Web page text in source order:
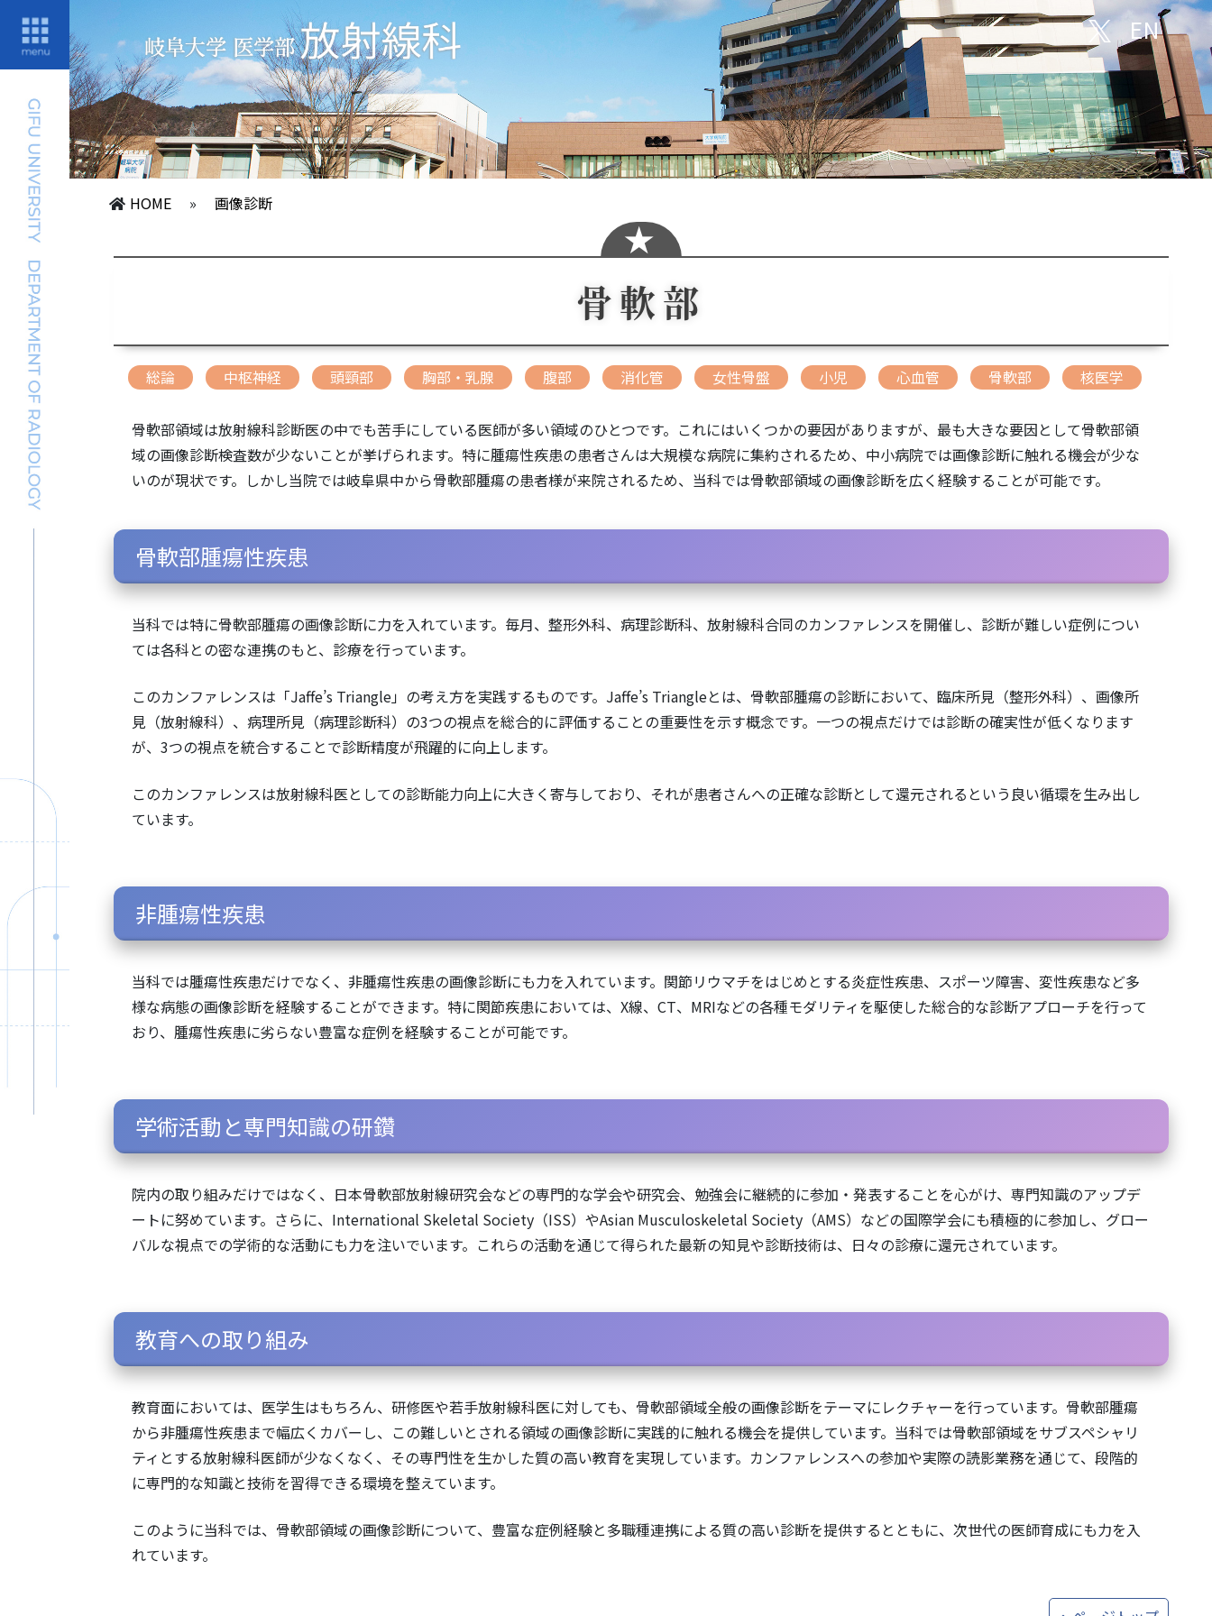
EN
HOME » 画像診断
骨軟部
総論 中枢神経 頭頸部 胸部・乳腺 腹部 消化管 女性骨盤 小児 心血管 骨軟部 核医学
骨軟部領域は放射線科診断医の中でも苦手にしている医師が多い領域のひとつです。これにはいくつかの要因がありますが、最も大きな要因として骨軟部領
域の画像診断検査数が少ないことが挙げられます。特に腫瘍性疾患の患者さんは大規模な病院に集約されるため、中小病院では画像診断に触れる機会が少な
いのが現状です。しかし当院では岐阜県中から骨軟部腫瘍の患者様が来院されるため、当科では骨軟部領域の画像診断を広く経験することが可能です。
骨軟部腫瘍性疾患
当科では特に骨軟部腫瘍の画像診断に力を入れています。毎月、整形外科、病理診断科、放射線科合同のカンファレンスを開催し、診断が難しい症例につい
ては各科との密な連携のもと、診療を行っています。
このカンファレンスは「Jaffe’s Triangle」の考え方を実践するものです。Jaffe’s Triangleとは、骨軟部腫瘍の診断において、臨床所見（整形外科）、画像所
見（放射線科）、病理所見（病理診断科）の3つの視点を総合的に評価することの重要性を示す概念です。一つの視点だけでは診断の確実性が低くなります
が、3つの視点を統合することで診断精度が飛躍的に向上します。
このカンファレンスは放射線科医としての診断能力向上に大きく寄与しており、それが患者さんへの正確な診断として還元されるという良い循環を生み出し
ています。
非腫瘍性疾患
当科では腫瘍性疾患だけでなく、非腫瘍性疾患の画像診断にも力を入れています。関節リウマチをはじめとする炎症性疾患、スポーツ障害、変性疾患など多
様な病態の画像診断を経験することができます。特に関節疾患においては、X線、CT、MRIなどの各種モダリティを駆使した総合的な診断アプローチを行って
おり、腫瘍性疾患に劣らない豊富な症例を経験することが可能です。
学術活動と専門知識の研鑽
院内の取り組みだけではなく、日本骨軟部放射線研究会などの専門的な学会や研究会、勉強会に継続的に参加・発表することを心がけ、専門知識のアップデ
ートに努めています。さらに、International Skeletal Society（ISS）やAsian Musculoskeletal Society（AMS）などの国際学会にも積極的に参加し、グロー
バルな視点での学術的な活動にも力を注いでいます。これらの活動を通じて得られた最新の知見や診断技術は、日々の診療に還元されています。
教育への取り組み
教育面においては、医学生はもちろん、研修医や若手放射線科医に対しても、骨軟部領域全般の画像診断をテーマにレクチャーを行っています。骨軟部腫瘍
から非腫瘍性疾患まで幅広くカバーし、この難しいとされる領域の画像診断に実践的に触れる機会を提供しています。当科では骨軟部領域をサブスペシャリ
ティとする放射線科医師が少なくなく、その専門性を生かした質の高い教育を実現しています。カンファレンスへの参加や実際の読影業務を通じて、段階的
に専門的な知識と技術を習得できる環境を整えています。
このように当科では、骨軟部領域の画像診断について、豊富な症例経験と多職種連携による質の高い診断を提供するとともに、次世代の医師育成にも力を入
れています。